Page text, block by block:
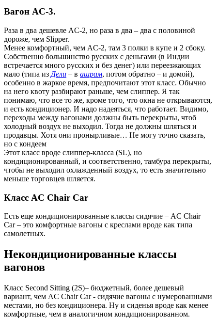
Вагон AC-3.
Раза в два дешевле AC-2, но раза в два – два с половиной
дороже, чем Slipper.
Менее комфортный, чем AC-2, там 3 полки в купе и 2 сбоку.
Собственно большинство русских с деньгами (в Индии
встречается много русских и без денег) или переезжающих
мало (типа из Дели – в ашрам, потом обратно – и домой),
особенно в жаркое время, предпочитают этот класс. Обычно
на него квоту разбирают раньше, чем слиппер. Я так
понимаю, что все то же, кроме того, что окна не открываются,
и есть кондиционер. И надо надеяться, что работает. Видимо,
переходы между вагонами должны быть перекрыты, чтоб
холодный воздух не выходил. Тогда не должны шляться и
продавцы. Хотя они пронырливые… Не могу точно сказать,
но с кондеем
Этот класс вроде слиппер-класса (SL), но
кондиционированный, и соответственно, тамбура перекрыты,
чтобы не выходил охлажденный воздух, то есть значительно
меньше торговцев шляется.
Класс AC Chair Car
Есть еще кондиционированные классы сидячие – AC Chair
Car – это комфортные вагоны с креслами вроде как типа
самолетных.
Некондиционированные классы
вагонов
Класс Second Sitting (2S)– бюджетный, более дешевый
вариант, чем AC Chair Car - сидячие вагоны с нумерованными
местами, но без кондиционера. Ну и сиденья вроде как менее
комфортные, чем в аналогичном кондиционированном.